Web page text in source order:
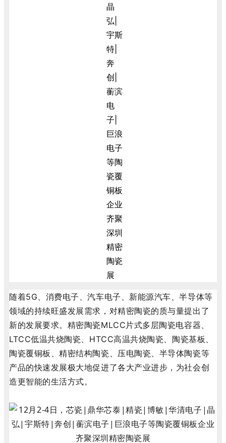
随着5G、消费电子、汽车电子、新能源汽车、半导体等
领域的持续旺盛发展需求，对精密陶瓷的质与量提出了
新的发展要求。精密陶瓷MLCC片式多层陶瓷电容器、
LTCC低温共烧陶瓷、HTCC高温共烧陶瓷、陶瓷基板、
陶瓷覆铜板、精密结构陶瓷、压电陶瓷、半导体陶瓷等
产品的快速发展极大地促进了各大产业进步，为社会创
造更智能的生活方式。